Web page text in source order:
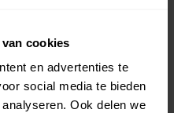
cookies
en advertenties te
social media te bieden
Ook delen we